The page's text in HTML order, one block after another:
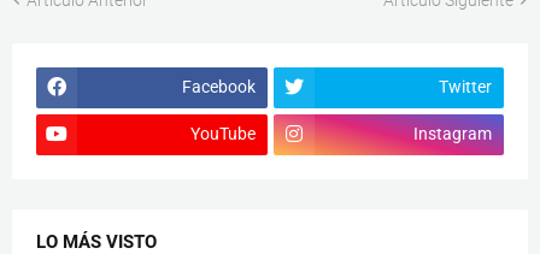
Facebook Twitter
YouTube Instagram
LO MÁS VISTO